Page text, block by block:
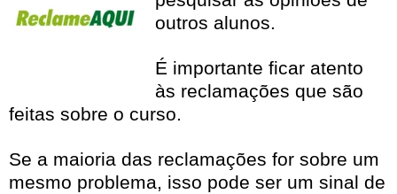
outros alunos.
É importante ficar atento
às reclamações que são
feitas sobre o curso.
Se a maioria das reclamações for sobre um
mesmo problema, isso pode ser um sinal de